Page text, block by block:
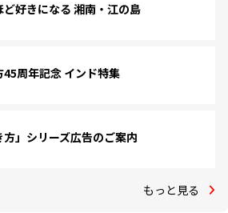
好きになる 湘南・江の島
周年記念 インド特集
方」シリーズ広告のご案内
もっと見る